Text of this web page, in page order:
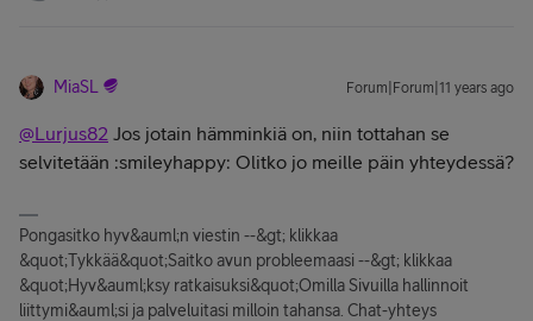
MiaSL Forum|Forum|11 years ago
@Lurjus82 Jos jotain hämminkiä on, niin tottahan se
selvitetään :smileyhappy: Olitko jo meille päin yhteydessä?
Pongasitko hyv&auml;n viestin --&gt; klikkaa
&quot;Tykkää&quot;Saitko avun probleemaasi --&gt; klikkaa
&quot;Hyv&auml;ksy ratkaisuksi&quot;Omilla Sivuilla hallinnoit
liittymi&auml;si ja palveluitasi milloin tahansa. Chat-yhteys